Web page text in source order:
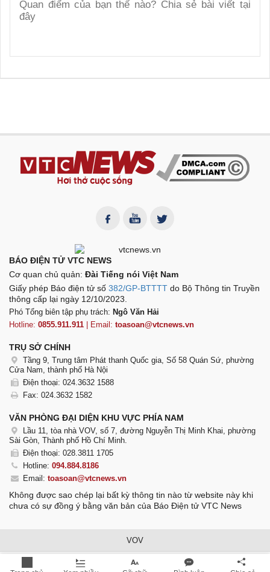
BÁO ĐIỆN TỬ VTC NEWS
Cơ quan chủ quản: Đài Tiếng nói Việt Nam
Giấy phép Báo điện tử số 382/GP-BTTTT do Bộ Thông tin Truyền
thông cấp lại ngày 12/10/2023.
Phó Tổng biên tập phụ trách: Ngô Văn Hải
Hotline: 0855.911.911 | Email: toasoan@vtcnews.vn
TRỤ SỞ CHÍNH
Tầng 9, Trung tâm Phát thanh Quốc gia, Số 58 Quán Sứ, phường
Cửa Nam, thành phố Hà Nội
Điện thoại: 024.3632 1588
Fax: 024.3632 1582
VĂN PHÒNG ĐẠI DIỆN KHU VỰC PHÍA NAM
Lầu 11, tòa nhà VOV, số 7, đường Nguyễn Thị Minh Khai, phường
Sài Gòn, Thành phố Hồ Chí Minh.
Điện thoại: 028.3811 1705
Hotline:094.884.8186
Email:toasoan@vtcnews.vn
Không được sao chép lại bất kỳ thông tin nào từ website này khi
chưa có sự đồng ý bằng văn bản của Báo Điện tử VTC News
VOV